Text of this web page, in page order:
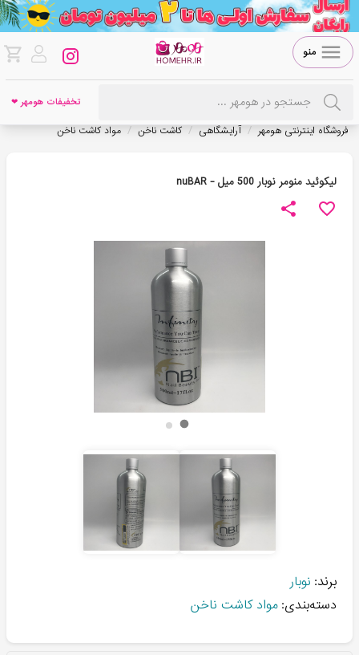
منو
تخفیفات هومهر ❤
فروشگاه اینترنتی هومهر / آرایشگاهی / کاشت ناخن / مواد کاشت ناخن
لیکوئید منومر نوبار 500 میل - nuBAR
برند: نوبار
دسته‌بندی: مواد کاشت ناخن